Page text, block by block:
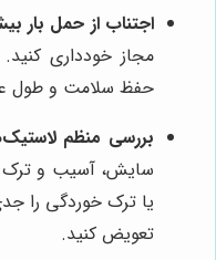
اجتناب از حمل بار
مجاز خودداری
حفظ سلامت و طول
بررسی منظم
سایش، آسیب و ترک
یا ترک خوردگی را
تعویض کنید.